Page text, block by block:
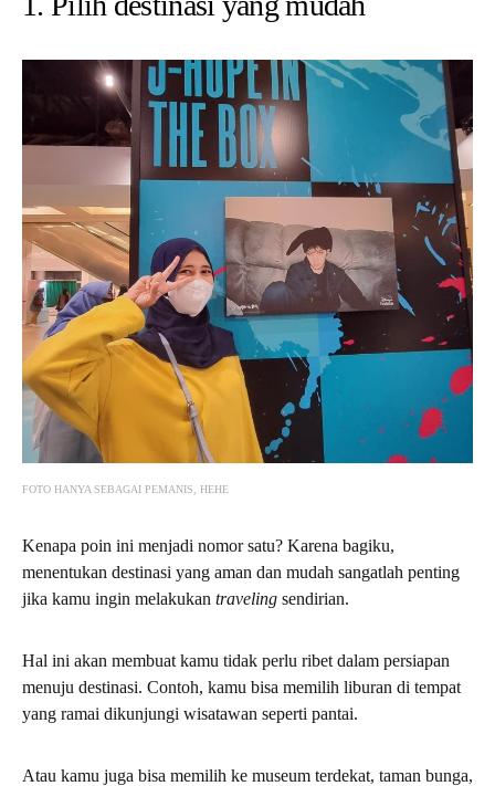
FOTO HANYA SEBAGAI PEMANIS, HEHE
Kenapa poin ini menjadi nomor satu? Karena bagiku,
menentukan destinasi yang aman dan mudah sangatlah penting
jika kamu ingin melakukan traveling sendirian.
Hal ini akan membuat kamu tidak perlu ribet dalam persiapan
menuju destinasi. Contoh, kamu bisa memilih liburan di tempat
yang ramai dikunjungi wisatawan seperti pantai.
Atau kamu juga bisa memilih ke museum terdekat, taman bunga,